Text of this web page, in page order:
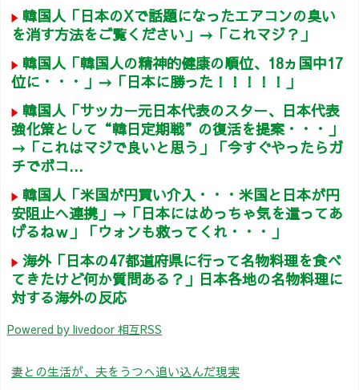
韓国人「日本のXで話題になったエアコンの臭い
を消す方法をご覧ください」→「これマジ？」
韓国人「韓国人の精神的健康の順位、18ヵ国中17
位に・・・」→「日本に勝った！！！！！」
韓国人「サッカー元日本代表のスター、日本代表
強化策として“韓日定期戦”の復活を提案・・・」
→「これはマジで良いと思う」「今すぐやったらガ
チでボコ...
韓国人「米国が円買い介入・・・米国と日本が円
安阻止へ連携」→「日本にはめっちゃ気を遣ってあ
げるねｗ」「ウォンも救ってくれ・・・」
海外「日本の47都道府県に行って名物料理を食べ
てきたけど何か質問ある？」日本各地の名物料理に
対する海外の反応
Powered by livedoor 相互RSS
妻との生活が、夫をうつへ追い込んだ現実